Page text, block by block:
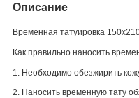
Описание
Временная татуировка
Как правильно наносить
1. Необходимо обезжирить
2. Наносить временную тату